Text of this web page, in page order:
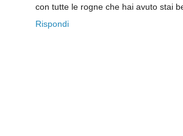
con tutte le rogne che hai avuto stai
Rispondi